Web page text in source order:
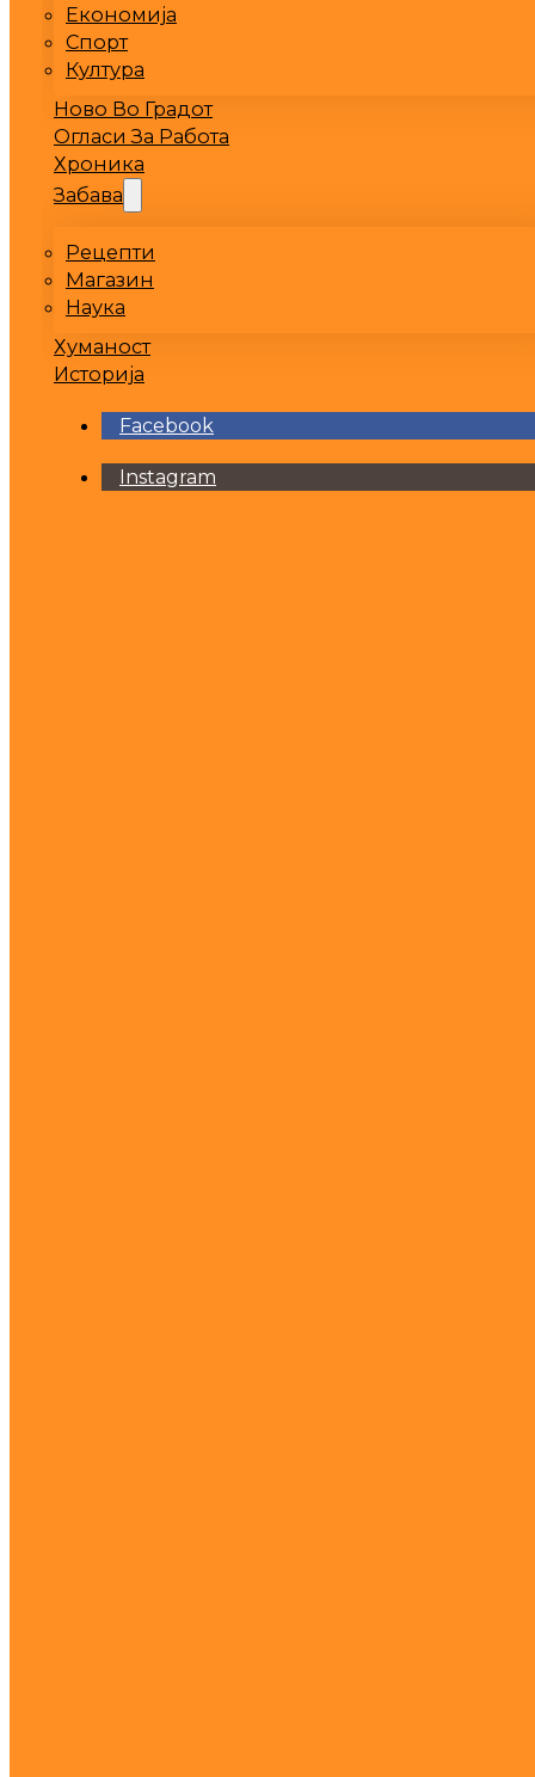
Економија
Спорт
Култура
Ново Во Градот
Огласи За Работа
Хроника
Забава
Рецепти
Магазин
Наука
Хуманост
Историја
Facebook
Instagram